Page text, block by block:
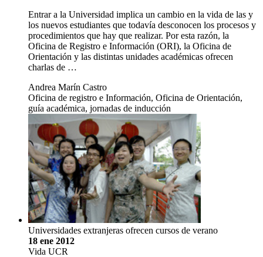
Entrar a la Universidad implica un cambio en la vida de las y
los nuevos estudiantes que todavía desconocen los procesos y
procedimientos que hay que realizar. Por esta razón, la
Oficina de Registro e Información (ORI), la Oficina de
Orientación y las distintas unidades académicas ofrecen
charlas de …
Andrea Marín Castro
Oficina de registro e Información, Oficina de Orientación,
guía académica, jornadas de inducción
Universidades extranjeras ofrecen cursos de verano
18 ene 2012
Vida UCR